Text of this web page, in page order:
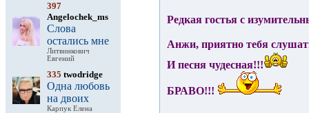
397
Angelochek_ms
Слова
остались мне
Литвинкович
Евгений
335 twodridge
Одна любовь
на двоих
Карпук Елена
Редкая гостья с
Анжи, приятно тебя
И песня чудесная!!!
БРАВО!!!